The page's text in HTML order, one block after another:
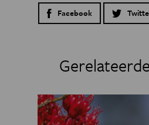
Facebook